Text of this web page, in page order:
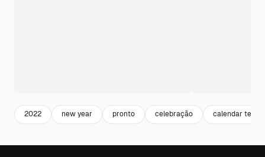
2022 new year pronto celebração calendar